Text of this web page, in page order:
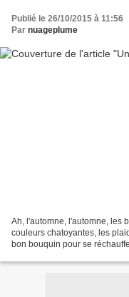
Publié le 26/10/2015 à 11:56
Par nuageplume
Ah, l'automne, l'automne, les
couleurs chatoyantes, les
bon bouquin pour se